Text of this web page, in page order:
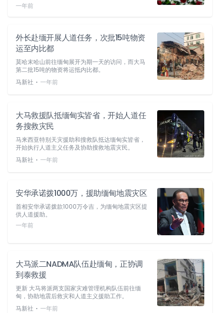
一年前
外长赴缅开展人道任务，次批15吨物资
运至内比都
莫哈末哈山前往缅甸展开为期一天的访问，而大马
第二批15吨的物资将运抵内比都。
马新社 ⋅ 一年前
大马救援队抵缅甸实皆省，开始人道任
务搜救灾民
马来西亚特别天灾援助和搜救队抵达缅甸实皆省，
开始执行人道主义任务及协助搜救地震灾民。
马新社 ⋅ 一年前
安华承诺拨1000万，援助缅甸地震灾区
首相安华承诺拨款1000万令吉，为缅甸地震灾区提
供人道援助。
一年前
大马派二NADMA队伍赴缅甸，正协调
到泰救援
更新 大马将派两支国家灾难管理机构队伍前往缅
甸，协助地震后救灾和人道主义援助工作。
马新社 ⋅ 一年前